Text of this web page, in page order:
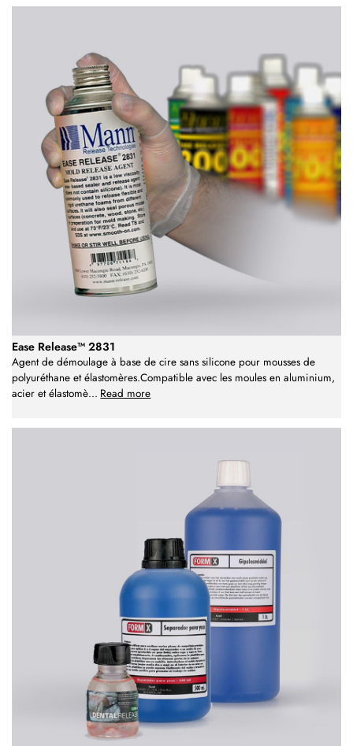
Ease Release™ 2831
Agent de démoulage à base de cire sans silicone pour mousses de
polyuréthane et élastomères.Compatible avec les moules en aluminium,
acier et élastomè... Read more